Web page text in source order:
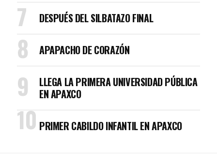
DESPUÉS DEL SILBATAZO FINAL
APAPACHO DE CORAZÓN
LLEGA LA PRIMERA UNIVERSIDAD PÚBLICA
EN APAXCO
PRIMER CABILDO INFANTIL EN APAXCO